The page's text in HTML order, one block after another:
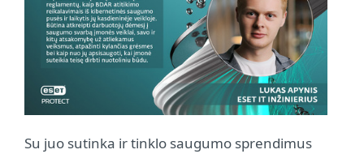
Su juo sutinka ir tinklo saugumo sprendimus